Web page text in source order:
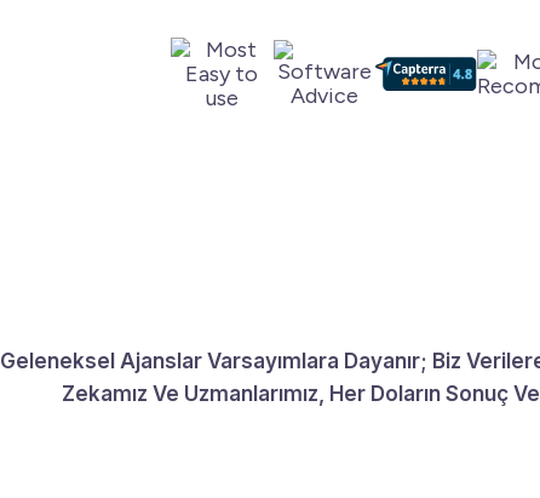
Geleneksel Ajanslar Varsayımlara Dayanır; Biz
Zekamız Ve Uzmanlarımız, Her Doların Sonuç